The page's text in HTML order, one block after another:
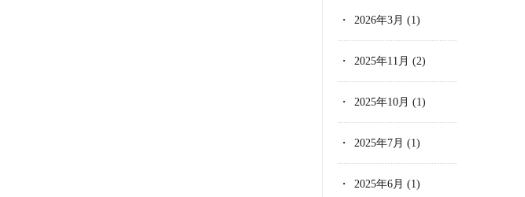
2026年3月 (1)
2025年11月 (2)
2025年10月 (1)
2025年7月 (1)
2025年6月 (1)